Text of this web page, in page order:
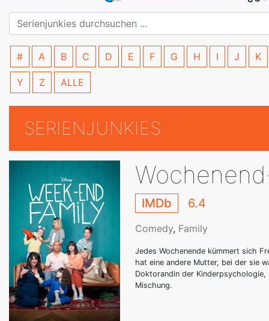
# A B C D E F G H I J K
Y Z ALLE
SERIENJUNKIES
IMDb 6.4
Comedy, Family
Jedes Wochenende kümmert sich
hat eine andere Mutter, bei der sie
Doktorandin der
Mischung.